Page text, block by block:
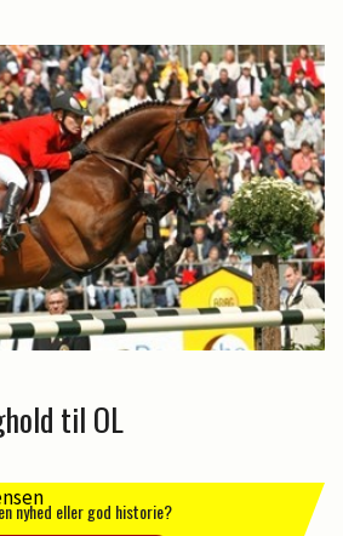
til OL
nyhed eller god historie?